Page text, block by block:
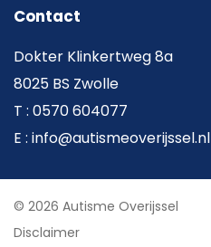
Contact
Dokter Klinkertweg 8a
8025 BS Zwolle
T : 0570 604077
E : info@autismeoverijssel.nl
© 2026 Autisme Overijssel
Disclaimer